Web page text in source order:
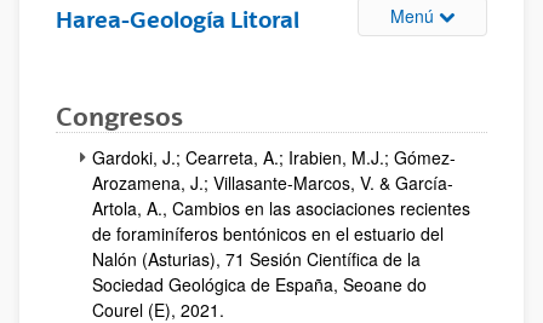
Harea-Geología Litoral Menú Abrir/cerrar
Congresos
Gardoki, J.; Cearreta, A.; Irabien, M.J.; Gómez-
Arozamena, J.; Villasante-Marcos, V. & García-
Artola, A., Cambios en las asociaciones recientes
de foraminíferos bentónicos en el estuario del
Nalón (Asturias), 71 Sesión Científica de la
Sociedad Geológica de España, Seoane do
Courel (E), 2021.